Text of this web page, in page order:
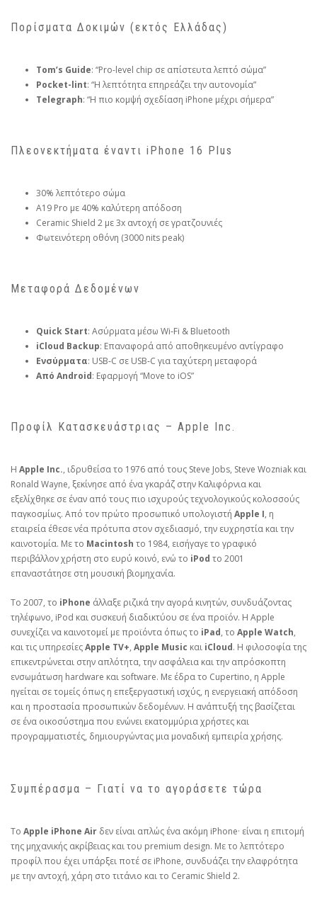
Πορίσματα Δοκιμών (εκτός Ελλάδας)
Tom’s Guide: “Pro-level chip σε απίστευτα λεπτό σώμα”
Pocket-lint: “Η λεπτότητα επηρεάζει την αυτονομία”
Telegraph: “Η πιο κομψή σχεδίαση iPhone μέχρι σήμερα”
Πλεονεκτήματα έναντι iPhone 16 Plus
30% λεπτότερο σώμα
A19 Pro με 40% καλύτερη απόδοση
Ceramic Shield 2 με 3x αντοχή σε γρατζουνιές
Φωτεινότερη οθόνη (3000 nits peak)
Μεταφορά Δεδομένων
Quick Start: Ασύρματα μέσω Wi‑Fi & Bluetooth
iCloud Backup: Επαναφορά από αποθηκευμένο αντίγραφο
Ενσύρματα: USB‑C σε USB‑C για ταχύτερη μεταφορά
Από Android: Εφαρμογή “Move to iOS”
Προφίλ Κατασκευάστριας – Apple Inc.
Η Apple Inc., ιδρυθείσα το 1976 από τους Steve Jobs, Steve Wozniak και
Ronald Wayne, ξεκίνησε από ένα γκαράζ στην Καλιφόρνια και
εξελίχθηκε σε έναν από τους πιο ισχυρούς τεχνολογικούς κολοσσούς
παγκοσμίως. Από τον πρώτο προσωπικό υπολογιστή Apple I, η
εταιρεία έθεσε νέα πρότυπα στον σχεδιασμό, την ευχρηστία και την
καινοτομία. Με το Macintosh το 1984, εισήγαγε το γραφικό
περιβάλλον χρήστη στο ευρύ κοινό, ενώ το iPod το 2001
επαναστάτησε στη μουσική βιομηχανία.
Το 2007, το iPhone άλλαξε ριζικά την αγορά κινητών, συνδυάζοντας
τηλέφωνο, iPod και συσκευή διαδικτύου σε ένα προϊόν. Η Apple
συνεχίζει να καινοτομεί με προϊόντα όπως το iPad, το Apple Watch,
και τις υπηρεσίεςApple TV+, Apple Music και iCloud. Η φιλοσοφία της
επικεντρώνεται στην απλότητα, την ασφάλεια και την απρόσκοπτη
ενσωμάτωση hardware και software. Με έδρα το Cupertino, η Apple
ηγείται σε τομείς όπως η επεξεργαστική ισχύς, η ενεργειακή απόδοση
και η προστασία προσωπικών δεδομένων. Η ανάπτυξή της βασίζεται
σε ένα οικοσύστημα που ενώνει εκατομμύρια χρήστες και
προγραμματιστές, δημιουργώντας μια μοναδική εμπειρία χρήσης.
Συμπέρασμα – Γιατί να το αγοράσετε τώρα
Το Apple iPhone Air δεν είναι απλώς ένα ακόμη iPhone· είναι η επιτομή
της μηχανικής ακρίβειας και του premium design. Με το λεπτότερο
προφίλ που έχει υπάρξει ποτέ σε iPhone, συνδυάζει την ελαφρότητα
με την αντοχή, χάρη στο τιτάνιο και το Ceramic Shield 2.